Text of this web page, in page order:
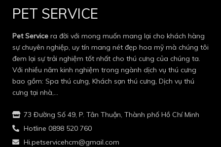
PET SERVICE
Pet Service ra đời với mong muốn mang lại cho khách hàng
sự chuyên nghiệp, uy tín mang nét đẹp hoa mỹ mà chúng tôi
đem lại sự trải nghiệm tốt nhất cho thú cưng của chúng ta.
Với nhiều năm kinh nghiệm trong ngành dịch vụ thú cưng
bao gồm: Spa thú cưng, Khách sạn thú cưng, Dịch vụ thú
cưng tại nhà,…
73 Đường Số 49, P. Tân Thuận, Thành phố Hồ Chí Minh
Hotline 0898 520 760
Hi.petservicehcm@gmail.com